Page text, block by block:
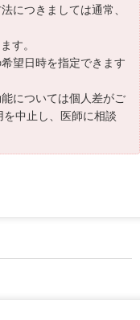
につきましては通常、
す。
望日時を指定できます
については個人差がご
中止し、医師に相談